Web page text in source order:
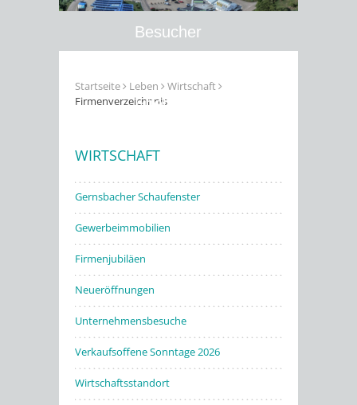
Besucher
Erleben
Startseite Leben
Wirtschaft
Firmenverzeichnnis
WIRTSCHAFT
Gernsbacher Schaufenster
Gewerbeimmobilien
Firmenjubiläen
Neueröffnungen
Unternehmensbesuche
Verkaufsoffene Sonntage 2026
Wirtschaftsstandort